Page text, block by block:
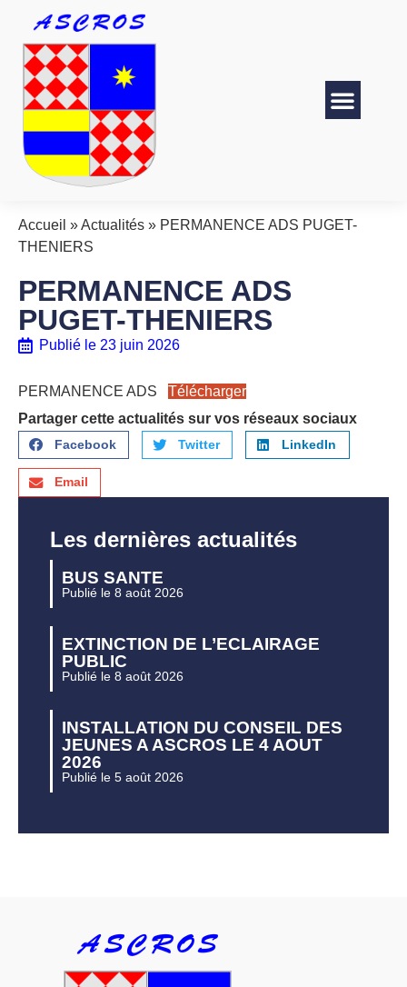
Accueil »Actualités » PERMANENCE ADS PUGET-
THENIERS
PERMANENCE ADS
PUGET-THENIERS
Publié le 23 juin 2026
PERMANENCE ADS
Télécharger
Partager cette actualités sur vos réseaux sociaux
Facebook Twitter LinkedIn
Email
Les dernières actualités
BUS SANTE
Publié le 8 août 2026
EXTINCTION DE L’ECLAIRAGE
PUBLIC
Publié le 8 août 2026
INSTALLATION DU CONSEIL DES
JEUNES A ASCROS LE 4 AOUT
2026
Publié le 5 août 2026